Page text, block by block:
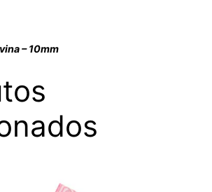
– 10mm